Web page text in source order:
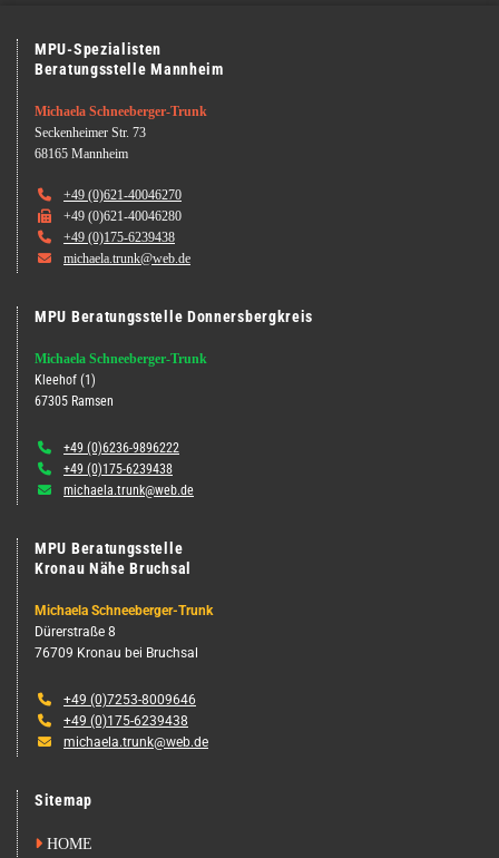
MPU-Spezialisten
Beratungsstelle Mannheim
Michaela Schneeberger-Trunk
Seckenheimer Str. 73
68165 Mannheim
 +49 (0)621-40046270
 +49 (0)621-40046280
 +49 (0)175-6239438
 michaela.trunk@web.de
MPU Beratungsstelle Donnersbergkreis
Michaela Schneeberger-Trunk
Kleehof (1)
67305 Ramsen
 +49 (0)6236-9896222
 +49 (0)175-6239438
 michaela.trunk@web.de
MPU Beratungsstelle
Kronau Nähe Bruchsal
Michaela Schneeberger-Trunk
Dürerstraße 8
76709 Kronau bei Bruchsal
 +49 (0)7253-8009646
 +49 (0)175-6239438
 michaela.trunk@web.de
Sitemap
 HOME